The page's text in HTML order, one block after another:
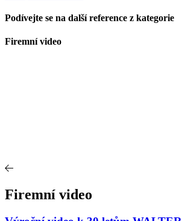
Podívejte se na další reference z kategorie
Firemní video
Firemní video